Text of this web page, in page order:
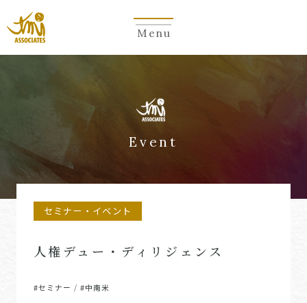
Menu
Event
セミナー・イベント
人権デュー・ディリジェンス
#セミナー /#中南米